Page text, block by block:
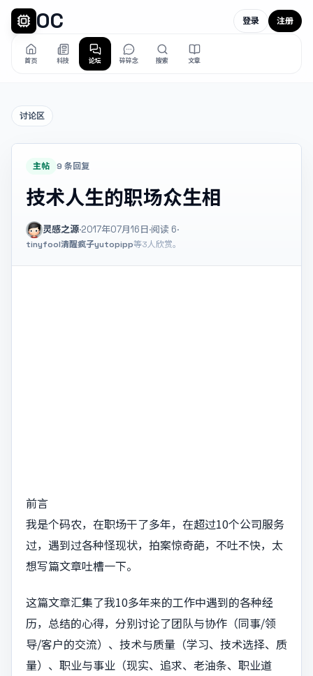
OC
首页 科技 论坛 碎碎念 搜索 文章
登录 注册
讨论区
主帖 9 条回复
技术人生的职场众生相
灵感之源·2017年07月16日·阅读 6·
tinyfool清醒疯子yutopipp等3人欣赏。
前言
我是个码农，在职场干了多年，在超过10个公司服务
过，遇到过各种怪现状，拍案惊奇葩，不吐不快，太
想写篇文章吐槽一下。
这篇文章汇集了我10多年来的工作中遇到的各种经
历，总结的心得，分别讨论了团队与协作（同事/领
导/客户的交流）、技术与质量（学习、技术选择、质
量）、职业与事业（现实、追求、老油条、职业道